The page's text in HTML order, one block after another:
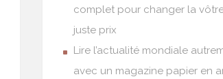
complet pour changer la
juste prix
Lire l’actualité mondiale
avec un magazine papier en